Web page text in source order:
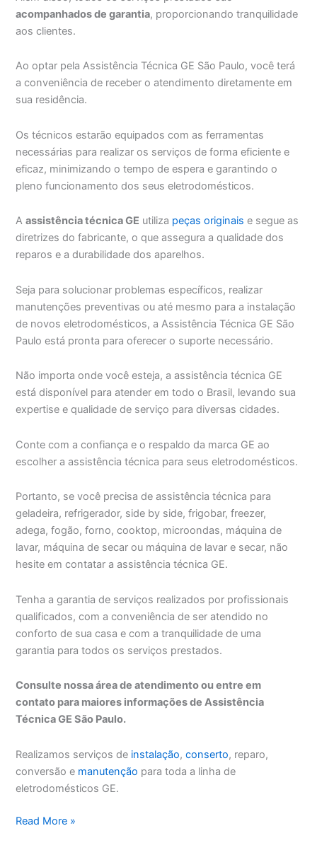
acompanhados de garantia, proporcionando tranquilidade
aos clientes.
Ao optar pela Assistência Técnica GE São Paulo, você terá
a conveniência de receber o atendimento diretamente em
sua residência.
Os técnicos estarão equipados com as ferramentas
necessárias para realizar os serviços de forma eficiente e
eficaz, minimizando o tempo de espera e garantindo o
pleno funcionamento dos seus eletrodomésticos.
Aassistência técnica GE utiliza peças originais e segue as
diretrizes do fabricante, o que assegura a qualidade dos
reparos e a durabilidade dos aparelhos.
Seja para solucionar problemas específicos, realizar
manutenções preventivas ou até mesmo para a instalação
de novos eletrodomésticos, a Assistência Técnica GE São
Paulo está pronta para oferecer o suporte necessário.
Não importa onde você esteja, a assistência técnica GE
está disponível para atender em todo o Brasil, levando sua
expertise e qualidade de serviço para diversas cidades.
Conte com a confiança e o respaldo da marca GE ao
escolher a assistência técnica para seus eletrodomésticos.
Portanto, se você precisa de assistência técnica para
geladeira, refrigerador, side by side, frigobar, freezer,
adega, fogão, forno, cooktop, microondas, máquina de
lavar, máquina de secar ou máquina de lavar e secar, não
hesite em contatar a assistência técnica GE.
Tenha a garantia de serviços realizados por profissionais
qualificados, com a conveniência de ser atendido no
conforto de sua casa e com a tranquilidade de uma
garantia para todos os serviços prestados.
Consulte nossa área de atendimento ou entre em
contato para maiores informações de Assistência
Técnica GE São Paulo.
Realizamos serviços de instalação,conserto, reparo,
conversão e manutenção para toda a linha de
eletrodomésticos GE.
Assistência
Read More »